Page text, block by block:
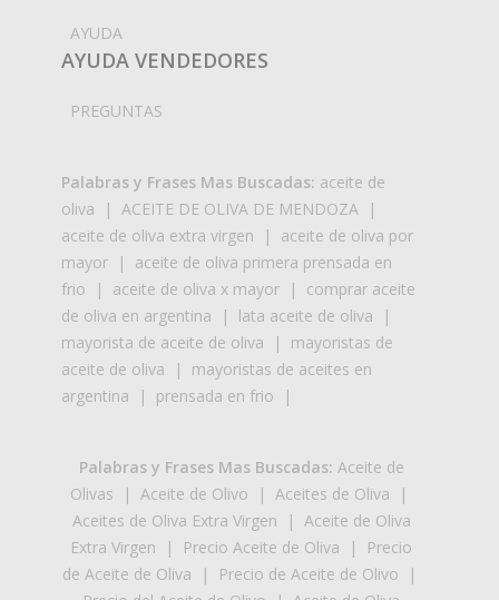
AYUDA
AYUDA VENDEDORES
PREGUNTAS
Palabras y Frases Mas Buscadas: aceite de
oliva | ACEITE DE OLIVA DE MENDOZA |
aceite de oliva extra virgen | aceite de oliva por
mayor | aceite de oliva primera prensada en
frio | aceite de oliva x mayor | comprar aceite
de oliva en argentina | lata aceite de oliva |
mayorista de aceite de oliva | mayoristas de
aceite de oliva | mayoristas de aceites en
argentina | prensada en frio |
Palabras y Frases Mas Buscadas: Aceite de
Olivas | Aceite de Olivo | Aceites de Oliva |
Aceites de Oliva Extra Virgen | Aceite de Oliva
Extra Virgen | Precio Aceite de Oliva |
Precio
de Aceite de Oliva | Precio de Aceite de Olivo |